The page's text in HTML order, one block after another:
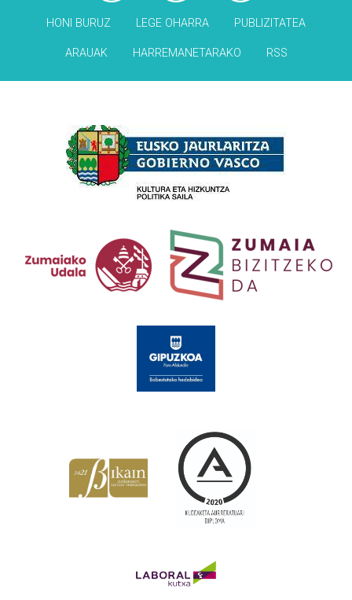
HONI BURUZ LEGE OHARRA PUBLIZITATEA
ARAUAK HARREMANETARAKO RSS